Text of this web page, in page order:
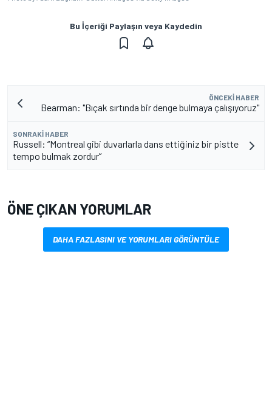
Bu İçeriği Paylaşın veya Kaydedin
ÖNCEKI HABER
Bearman: "Bıçak sırtında bir denge bulmaya çalışıyoruz"
SONRAKI HABER
Russell: “Montreal gibi duvarlarla dans ettiğiniz bir pistte
tempo bulmak zordur”
ÖNE ÇIKAN YORUMLAR
DAHA FAZLASINI VE YORUMLARI GÖRÜNTÜLE